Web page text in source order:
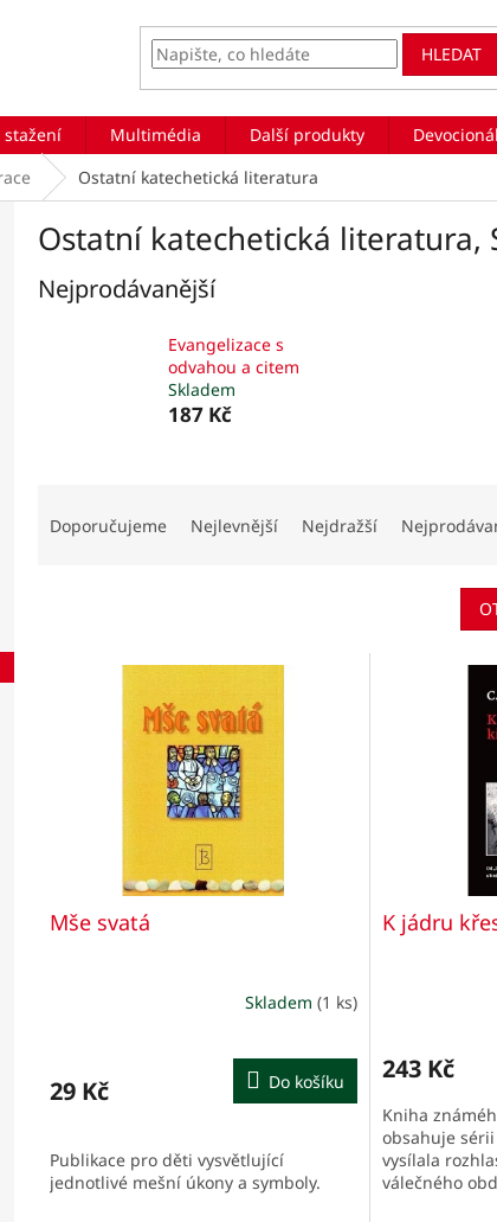
HLEDAT
stažení Multimédia Další produkty
Ostatní katechetická literatura
Ostatní katechetická literatura,
Nejprodávanější
Evangelizace s
odvahou a citem
Skladem
187 Kč
Doporučujeme Nejlevnější Nejdražší
Mše svatá
Skladem (1 ks)
29 Kč Do košíku
Publikace pro děti vysvětlující
jednotlivé mešní úkony a symboly.
K jádru
243 Kč
Kniha
obsahuje
vysílala
válečného